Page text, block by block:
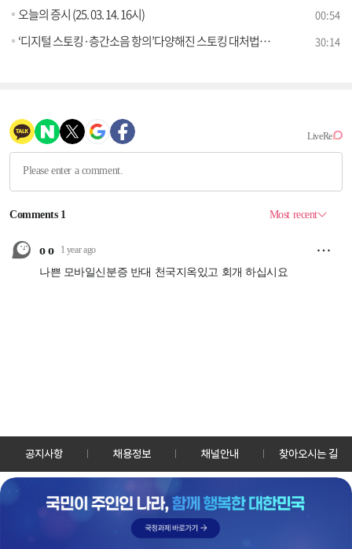
오늘의 증시 (25. 03. 14. 16시) 00:54
‘디지털 스토킹·층간소음 항의’다양해진 스토킹 대처법은? [잘 사는 법] 30:14
공지사항 채용정보 채널안내 찾아오시는 길
30128 세종특별자치시 정부2청사로 13 한국정책방송원 KTV
TEL: 044-204-8000
Copyrightⓒ KTV 국민방송 All Rights Reserved.